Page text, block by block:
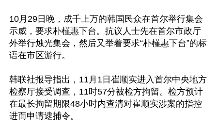
10月29日晚，成千上万的韩国民众在首尔举行集会
示威，要求朴槿惠下台。抗议人士先在首尔市政厅
外举行烛光集会，然后又举着要求“朴槿惠下台”的标
语在市区游行。
韩联社报导指出，11月1日崔顺实进入首尔中央地方
检察厅接受调查，11时57分被检方拘留。检方预计
在最长拘留期限48小时内查清对崔顺实涉案的指控
进而申请逮捕令。